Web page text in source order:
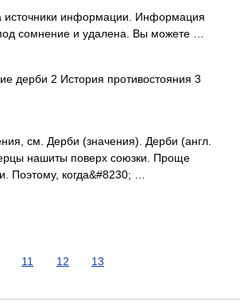
источники информации. Информация
сомнение и удалена. Вы можете …
дерби 2 История противостояния 3
см. Дерби (значения). Дерби (англ.
нашиты поверх союзки. Проще
Поэтому, когда&#8230; …
11 12 13